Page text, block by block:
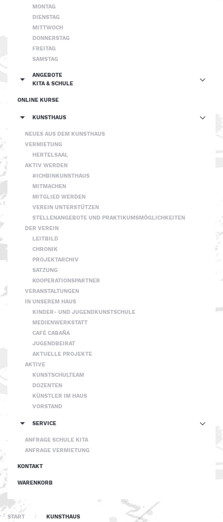
MONTAG
DIENSTAG
MITTWOCH
DONNERSTAG
FREITAG
SAMSTAG
ANGEBOTE
KITA & SCHULE
ONLINE KURSE
KUNSTHAUS
NEUES AUS DEM KUNSTHAUS
VERMIETUNG
HERTELSAAL
AKTIV WERDEN
#ICHBINKUNSTHAUS
MITMACHEN
MITGLIED WERDEN
VEREIN UNTERSTÜTZEN
STELLENANGEBOTE UND PRAKTIKUMSMÖGLICHKEITEN
DER VEREIN
LEITBILD
CHRONIK
PROJEKTARCHIV
SATZUNG
KOOPERATIONSPARTNER
VERANSTALTUNGEN
IN UNSEREM HAUS
KINDER- UND JUGENDKUNSTSCHULE
MEDIENWERKSTATT
CAFÉ CABAÑA
JUGENDBEIRAT
AKTUELLE PROJEKTE
AKTIVE
KUNSTSCHULTEAM
DOZENTEN
KÜNSTLER IM HAUS
VORSTAND
SERVICE
ANFRAGE SCHULE KITA
ANFRAGE VERMIETUNG
KONTAKT
WARENKORB
START KUNSTHAUS